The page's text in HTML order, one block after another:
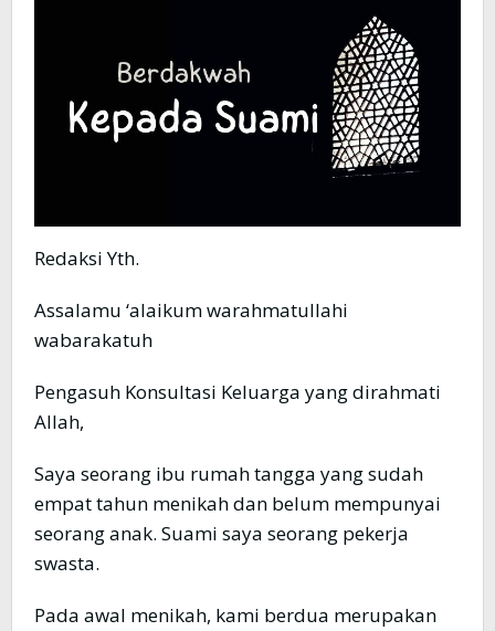
Redaksi Yth.
Assalamu ‘alaikum warahmatullahi
wabarakatuh
Pengasuh Konsultasi Keluarga yang dirahmati
Allah,
Saya seorang ibu rumah tangga yang sudah
empat tahun menikah dan belum mempunyai
seorang anak. Suami saya seorang pekerja
swasta.
Pada awal menikah, kami berdua merupakan